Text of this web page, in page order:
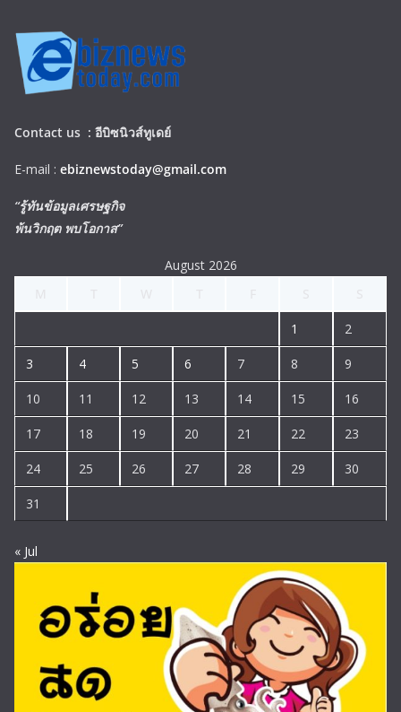
Contact us : อีบิซนิวส์ทูเดย์
E-mail : ebiznewstoday@gmail.com
“รู้ทันข้อมูลเศรษฐกิจ
พ้นวิกฤต พบโอกาส”
August 2026
1 2
3 4 5 6 7 8 9
10 11 12 13 14 15 16
17 18 19 20 21 22 23
24 25 26 27 28 29 30
31
« Jul